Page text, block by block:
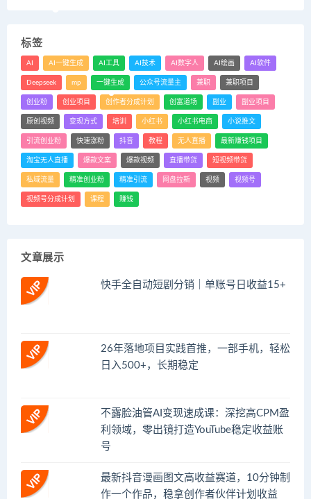
标签
AI AI一键生成 AI工具 AI技术 AI数字人 AI绘画 AI软件
Deepseek mp 一键生成 公众号流量主 兼职 兼职项目
创业粉 创业项目 创作者分成计划 创富道场 副业 副业项目
原创视频 变现方式 培训 小红书 小红书电商 小说推文
引流创业粉 快速涨粉 抖音 教程 无人直播 最新赚钱项目
淘宝无人直播 爆款文案 爆款视频 直播带货 短视频带货
私域流量 精准创业粉 精准引流 网盘拉新 视频 视频号
视频号分成计划 课程 赚钱
文章展示
快手全自动短剧分销｜单账号日收益15+
26年落地项目实践首推，一部手机，轻松
日入500+，长期稳定
不露脸油管AI变现速成课：深挖高CPM盈
利领域，零出镜打造YouTube稳定收益账
号
最新抖音漫画图文高收益赛道，10分钟制
作一个作品，稳拿创作者伙伴计划收益